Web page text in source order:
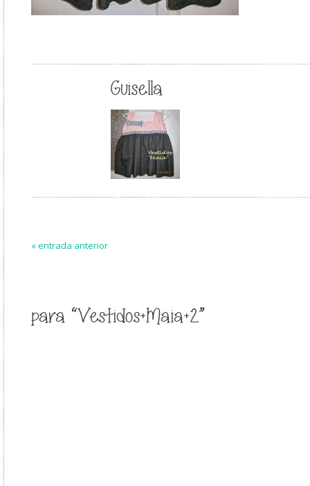
Guisella
« entrada anterior
para “Vestidos+Maia+2”